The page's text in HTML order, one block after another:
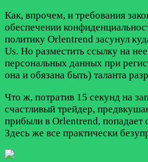
Как, впрочем, и требования
обеспечении
политику Orlentrend засунул
Us. Но разместить ссылку на
персональных данных при
она и обязана быть) таланта
Что ж, потратив 15 секунд на
счастливый трейдер,
прибыли в Orlentrend, попадает
Здесь же все практически